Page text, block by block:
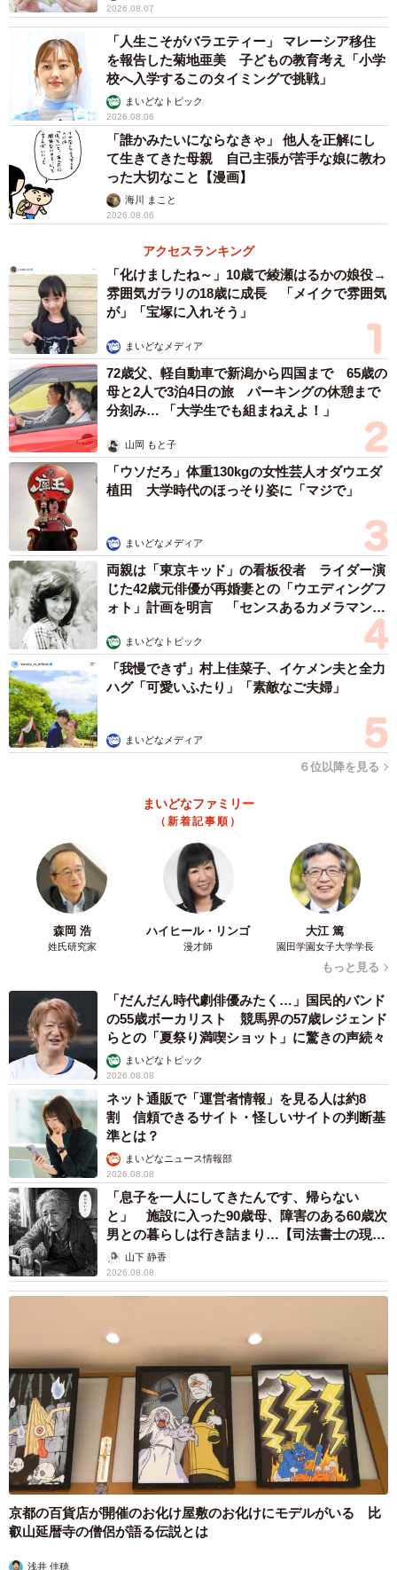
真ん中の女の子の手が、上下の男の子たちにアタック！（提供：
@yua.mitsugo_mamaさん）
『こうやって暴れてたのかな（笑）。Bちゃん、Cくんはよ
く動いてたな〜。Aくんは潰されてても、じっと堪えてくれ
てたんだね。みんなで仲良くね♡生まれてきてくれて、あ
りがとう』とママがコメントを添えた動画には、多くのコ
メントが寄せられました。
「宝物が3倍ですね、お母さんありがとう。なぜか感謝した
「可愛いねー！」
「1人でも大変な時期なのに3人も……！すごすぎる…」
「女の子はこんなに小さい時から強いんだなー、この先男
の子2人を牛耳っていきそうですね（笑）。」
「苦労も3倍！でも幸せは3倍以上ですよ！！お身体大事に
子育てしてください」
この投稿をInstagramで見る
miki(@yua.mitsugo_mama)がシェアした投稿
2026.08.07
「人生こそがバラエティー」 マレーシア移住
を報告した菊地亜美 子どもの教育考え「小学
校へ入学するこのタイミングで挑戦」
まいどなトピック
2026.08.06
「誰かみたいにならなきゃ」 他人を正解にし
て生きてきた母親 自己主張が苦手な娘に教わ
った大切なこと【漫画】
海川 まこと
2026.08.06
アクセスランキング
「化けましたね～」10歳で綾瀬はるかの娘役→
雰囲気ガラリの18歳に成長 「メイクで雰囲気
が」「宝塚に入れそう」
まいどなメディア
72歳父、軽自動車で新潟から四国まで 65歳の
母と2人で3泊4日の旅 パーキングの休憩まで
分刻み… 「大学生でも組まねえよ！」
山岡 もと子
「ウソだろ」体重130kgの女性芸人オダウエダ
植田 大学時代のほっそり姿に「マジで」
まいどなメディア
両親は「東京キッド」の看板役者 ライダー演
じた42歳元俳優が再婚妻との「ウエディングフ
ォト」計画を明言 「センスあるカメラマン求
まいどなトピック
「我慢できず」村上佳菜子、イケメン夫と全力
ハグ「可愛いふたり」「素敵なご夫婦」
まいどなメディア
６位以降を見る
まいどなファミリー
（新着記事順）
森岡 浩
姓氏研究家
ハイヒール・リンゴ
漫才師
大江 篤
園田学園女子大学学長
もっと見る
「だんだん時代劇俳優みたく…」国民的バンド
の55歳ボーカリスト 競馬界の57歳レジェンド
らとの「夏祭り満喫ショット」に驚きの声続々
まいどなトピック
2026.08.08
ネット通販で「運営者情報」を見る人は約8
割 信頼できるサイト・怪しいサイトの判断基
準とは？
まいどなニュース情報部
2026.08.08
「息子を一人にしてきたんです、帰らない
と」 施設に入った90歳母、障害のある60歳次
男との暮らしは行き詰まり…【司法書士の現場
から】山下 静香
2026.08.08
京都の百貨店が開催のお化け屋敷のお化けにモデルがいる 比
叡山延暦寺の僧侶が語る伝説とは
浅井 佳穂